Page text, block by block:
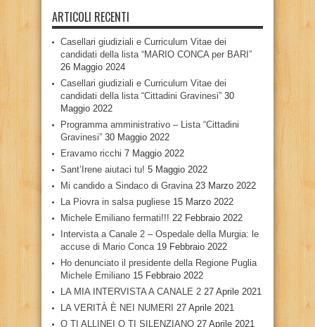
ARTICOLI RECENTI
Casellari giudiziali e Curriculum Vitae dei
candidati della lista “MARIO CONCA per BARI”
26 Maggio 2024
Casellari giudiziali e Curriculum Vitae dei
candidati della lista “Cittadini Gravinesi” 30
Maggio 2022
Programma amministrativo – Lista “Cittadini
Gravinesi” 30 Maggio 2022
Eravamo ricchi 7 Maggio 2022
Sant’Irene aiutaci tu! 5 Maggio 2022
Mi candido a Sindaco di Gravina 23 Marzo 2022
La Piovra in salsa pugliese 15 Marzo 2022
Michele Emiliano fermati!!! 22 Febbraio 2022
Intervista a Canale 2 – Ospedale della Murgia: le
accuse di Mario Conca 19 Febbraio 2022
Ho denunciato il presidente della Regione Puglia
Michele Emiliano 15 Febbraio 2022
LA MIA INTERVISTA A CANALE 2 27 Aprile 2021
LA VERITÀ È NEI NUMERI 27 Aprile 2021
O TI ALLINEI O TI SILENZIANO 27 Aprile 2021